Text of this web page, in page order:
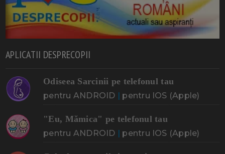
APLICATII DESPRECOPII
Odiseea Sarcinii pe telefonul tau
pentru ANDROID | pentru IOS (Apple)
"Eu, Mămica" pe telefonul tau
pentru ANDROID | pentru IOS (Apple)